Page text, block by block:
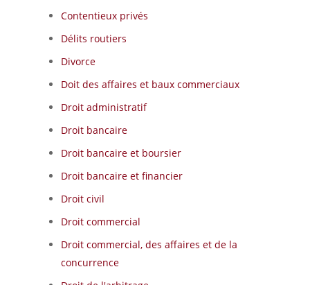
Contentieux privés
Délits routiers
Divorce
Doit des affaires et baux commerciaux
Droit administratif
Droit bancaire
Droit bancaire et boursier
Droit bancaire et financier
Droit civil
Droit commercial
Droit commercial, des affaires et de la
concurrence